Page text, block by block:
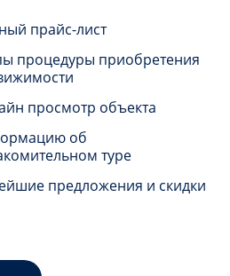
прайс-лист
процедуры приобретения
просмотр объекта
об
туре
предложения и скидки